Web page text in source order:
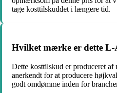
tage kosttilskuddet i længere tid.
Hvilket mærke er dette
Dette kosttilskud er produceret
anerkendt for at producere
godt omdømme inden for